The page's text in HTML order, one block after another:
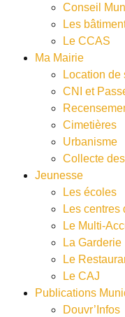
Conseil
Les
Le CCAS
Ma Mairie
Location de
CNI et
Cimetières
Urbanisme
Collecte
Jeunesse
Les écoles
Les centres
Le Multi-
La Garderie
Le
Le CAJ
Publications
Douvr’Infos